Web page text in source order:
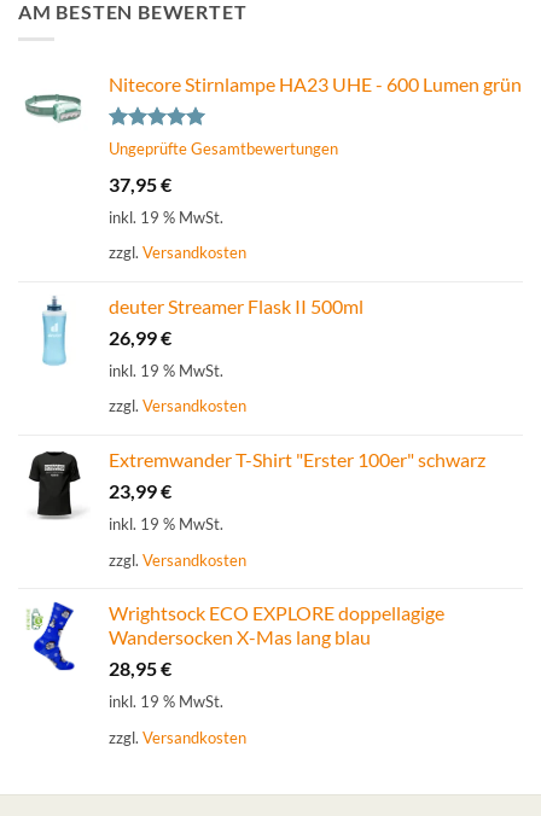
AM BESTEN BEWERTET
Nitecore Stirnlampe HA23 UHE - 600 Lumen grün
Bewertet
von 5
Ungeprüfte Gesamtbewertungen
37,95€
inkl. 19 % MwSt.
zzgl. Versandkosten
deuter Streamer Flask II 500ml
26,99€
inkl. 19 % MwSt.
zzgl. Versandkosten
Extremwander T-Shirt "Erster 100er" schwarz
23,99€
inkl. 19 % MwSt.
zzgl. Versandkosten
Wrightsock ECO EXPLORE doppellagige
Wandersocken X-Mas lang blau
28,95€
inkl. 19 % MwSt.
zzgl. Versandkosten